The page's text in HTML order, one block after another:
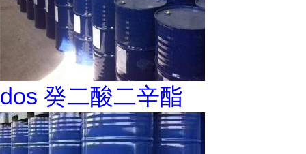
dos 癸二酸二辛酯